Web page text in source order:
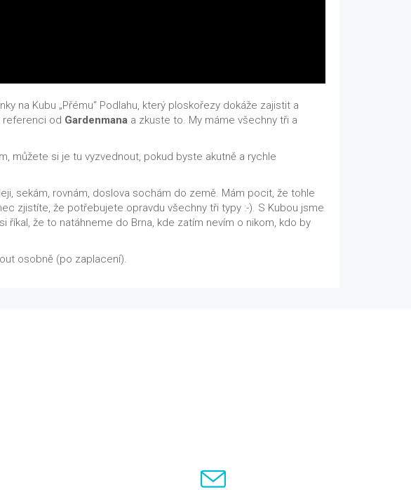
na Kubu „Přému“ Podlahu, který ploskořezy dokáže zajistit a
referenci od Gardenmana a zkuste to. My máme všechny tři a
můžete si je tu vyzvednout, pokud byste akutně a rychle
sekám, rovnám, doslova sochám do země. Mám pocit, že tohle
zjistíte, že potřebujete opravdu všechny tři typy :-). S Kubou jsme
říkal, že to natáhneme do Brna, kde zatím nevím o nikom, kdo by
osobně (po zaplacení).